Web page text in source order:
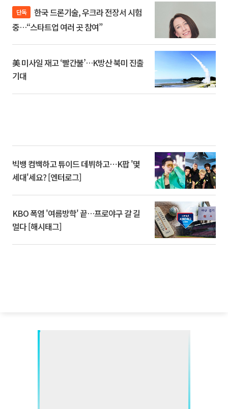
단독
중…“스타트업 여러 곳 참여”
美 미사일 재고 ‘빨간불’…K방산 북미 진출
기대
빅뱅 컴백하고 튜이드 데뷔하고⋯K팝 '몇
세대'세요? [엔터로그]
KBO 폭염 '여름방학' 끝…프로야구 갈 길
멀다 [해시태그]